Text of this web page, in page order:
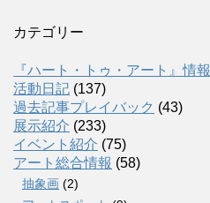
カテゴリー
『ハート・トゥ・アート』情報
活動日記 (137)
過去記事プレイバック (43)
展示紹介 (233)
イベント紹介 (75)
アート総合情報 (58)
抽象画 (2)